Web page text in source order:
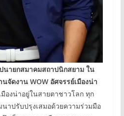
ยกสมาคมสถาปนิกสยาม ใน
นจัดงาน WOW อัศจรรย์เมืองน่า
องน่าอยู่ในสายตาชาวโลก ทุก
าปรับปรุงเสมอด้วยความร่วมมือ